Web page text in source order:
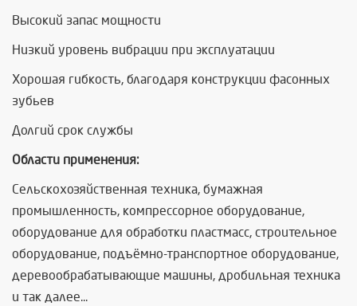
Высокий запас мощности
Низкий уровень вибрации при эксплуатации
Хорошая гибкость, благодаря конструкции фасонных
зубьев
Долгий срок службы
Области применения:
Сельскохозяйственная техника, бумажная
промышленность, компрессорное оборудование,
оборудование для обработки пластмасс, строительное
оборудование, подъёмно-транспортное оборудование,
деревообрабатывающие машины, дробильная техника
и так далее...